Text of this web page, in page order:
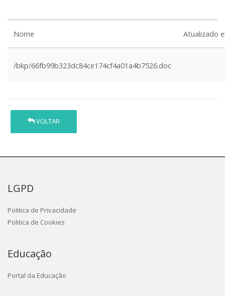
Nome Atualizado
/bkp/66fb99b323dc84ce174cf4a01a4b7526.doc
VOLTAR
LGPD
Politica de Privacidade
Politica de Cookies
Educação
Portal da Educação